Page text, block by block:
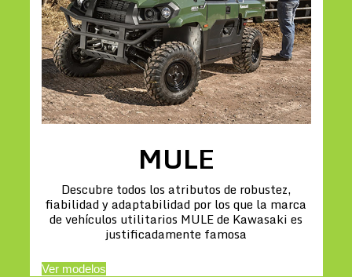
MULE
Descubre todos los atributos de robustez,
fiabilidad y adaptabilidad por los que la marca
de vehículos utilitarios MULE de Kawasaki es
justificadamente famosa
Ver modelos